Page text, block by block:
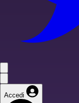
Accedi